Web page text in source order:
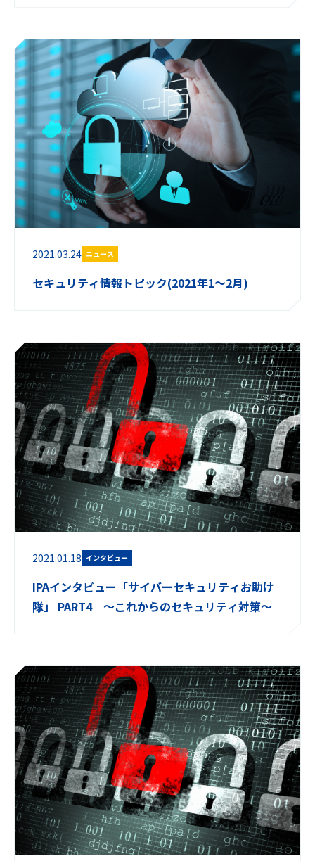
2021.03.24 ニュース
セキュリティ情報トピック(2021年1～2月)
2021.01.18 インタビュー
IPAインタビュー「サイバーセキュリティお助け
隊」 PART4 ～これからのセキュリティ対策～